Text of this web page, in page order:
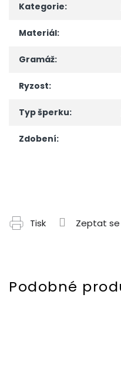
Kategorie:
Materiál:
Gramáž:
Ryzost:
Typ šperku:
Zdobení:
Tisk Zeptat se